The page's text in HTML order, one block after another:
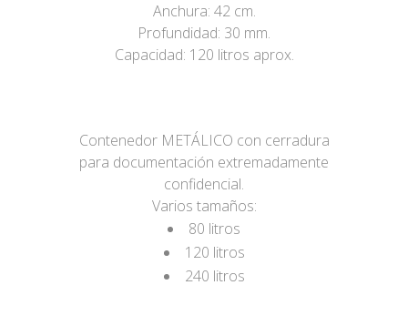
Anchura: 42 cm.
Profundidad: 30 mm.
Capacidad: 120 litros aprox.
Contenedor METÁLICO con cerradura
para documentación extremadamente
confidencial.
Varios tamaños:
80 litros
120 litros
240 litros